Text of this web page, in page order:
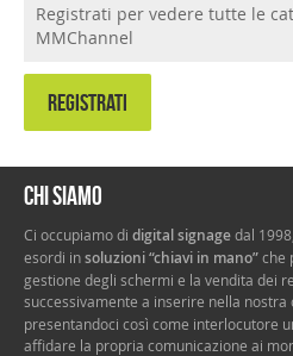
Registrati per vedere tutte le
MMChannel
REGISTRATI
Chi siamo
Ci occupiamo di digital signagedal
esordi insoluzioni “chiavi in mano”che
gestione degli schermi e la vendita dei
successivamente a inserire nella nostra
presentandoci così come interlocutore
affidare la propria comunicazione ai